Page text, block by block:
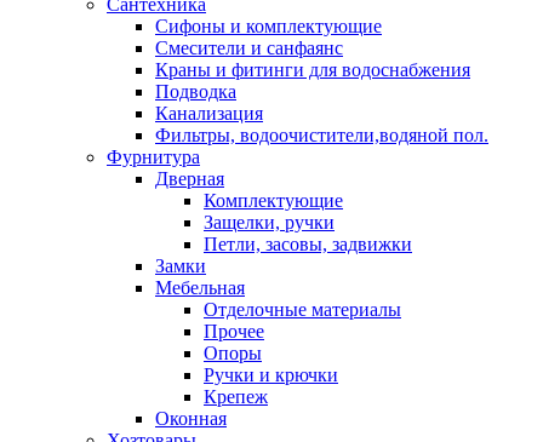
Сантехника
Сифоны и комплектующие
Смесители и санфаянс
Краны и фитинги для водоснабжения
Подводка
Канализация
Фильтры, водоочистители,водяной пол.
Фурнитура
Дверная
Комплектующие
Защелки, ручки
Петли, засовы, задвижки
Замки
Мебельная
Отделочные материалы
Прочее
Опоры
Ручки и крючки
Крепеж
Оконная